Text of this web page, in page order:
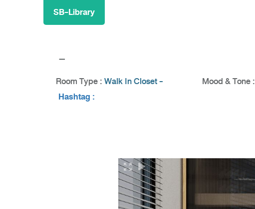
SB-Library
-
Room Type :Walk In Closet - Mood & Tone :
Hashtag :